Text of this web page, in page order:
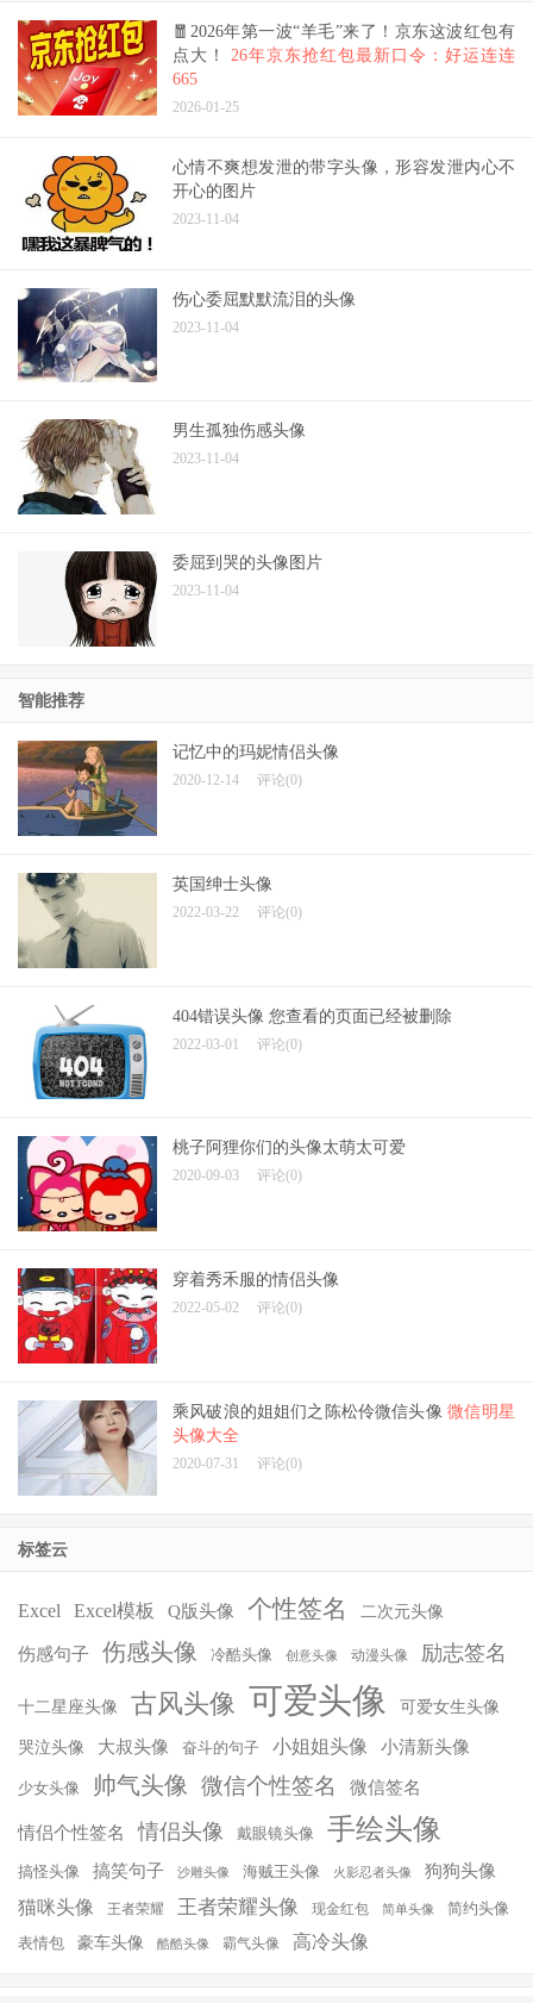
🧧2026年第一波“羊毛”来了！京东这波红包有
点大！ 26年京东抢红包最新口令：好运连连
665
2026-01-25
心情不爽想发泄的带字头像，形容发泄内心不
开心的图片
2023-11-04
伤心委屈默默流泪的头像
2023-11-04
男生孤独伤感头像
2023-11-04
委屈到哭的头像图片
2023-11-04
智能推荐
记忆中的玛妮情侣头像
2020-12-14 评论(0)
英国绅士头像
2022-03-22 评论(0)
404错误头像 您查看的页面已经被删除
2022-03-01 评论(0)
桃子阿狸你们的头像太萌太可爱
2020-09-03 评论(0)
穿着秀禾服的情侣头像
2022-05-02 评论(0)
乘风破浪的姐姐们之陈松伶微信头像 微信明星
头像大全
2020-07-31 评论(0)
标签云
Excel Excel模板 Q版头像 个性签名 二次元头像
伤感句子 伤感头像 冷酷头像 创意头像 动漫头像 励志签名
十二星座头像 古风头像 可爱头像 可爱女生头像
哭泣头像 大叔头像 奋斗的句子 小姐姐头像 小清新头像
少女头像 帅气头像 微信个性签名 微信签名
情侣个性签名 情侣头像 戴眼镜头像 手绘头像
搞怪头像 搞笑句子 沙雕头像 海贼王头像 火影忍者头像 狗狗头像
猫咪头像 王者荣耀 王者荣耀头像 现金红包 简单头像 简约头像
表情包 豪车头像 酷酷头像 霸气头像 高冷头像